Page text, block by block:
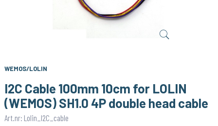
WEMOS/LOLIN
I2C Cable 100mm 10cm for LOLIN
(WEMOS) SH1.0 4P double head cable
Art.nr: Lolin_I2C_cable